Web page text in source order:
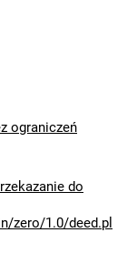
ograniczeń
do
zero/1.0/deed.pl